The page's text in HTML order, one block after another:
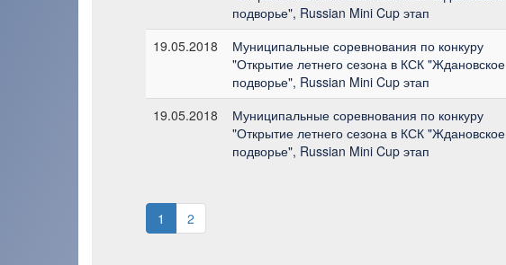
подворье", Russian Mini Cup этап
19.05.2018
Муниципальные соревнования по конкуру
"Открытие летнего сезона в КСК "Ждановское
подворье", Russian Mini Cup этап
19.05.2018
Муниципальные соревнования по конкуру
"Открытие летнего сезона в КСК "Ждановское
подворье", Russian Mini Cup этап
1 2